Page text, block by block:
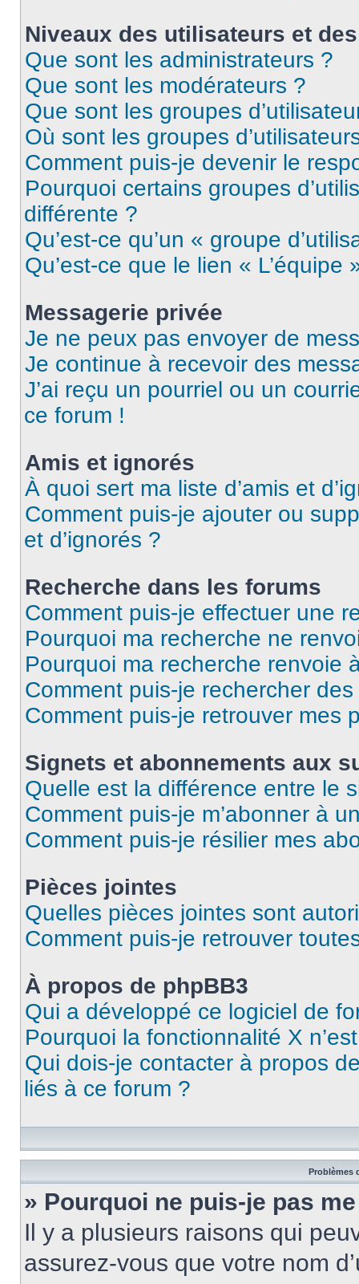
Niveaux des utilisateurs et
Que sont les administrateurs ?
Que sont les modérateurs ?
Que sont les groupes
Où sont les groupes
Comment puis-je devenir le
Pourquoi certains groupes
différente ?
Qu’est-ce qu’un « groupe
Qu’est-ce que le lien « L’équipe
Messagerie privée
Je ne peux pas envoyer de
Je continue à recevoir des
J’ai reçu un pourriel ou un
ce forum !
Amis et ignorés
À quoi sert ma liste d’amis et
Comment puis-je ajouter ou
et d’ignorés ?
Recherche dans les forums
Comment puis-je effectuer une
Pourquoi ma recherche ne
Pourquoi ma recherche renvoie
Comment puis-je rechercher
Comment puis-je retrouver mes
Signets et abonnements aux
Quelle est la différence entre le
Comment puis-je m’abonner à
Comment puis-je résilier mes
Pièces jointes
Quelles pièces jointes sont
Comment puis-je retrouver
À propos de phpBB3
Qui a développé ce logiciel de
Pourquoi la fonctionnalité X
Qui dois-je contacter à propos
liés à ce forum ?
Problèmes
» Pourquoi ne puis-je pas
Il y a plusieurs raisons qui
assurez-vous que votre nom